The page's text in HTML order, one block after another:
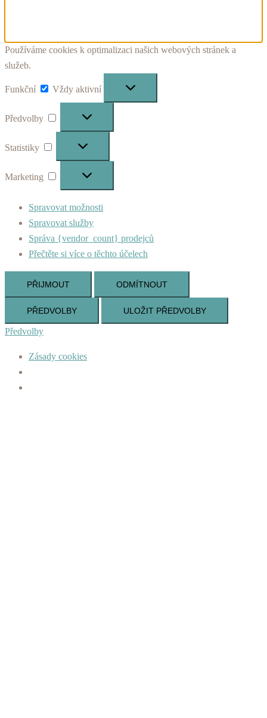
Používáme cookies k optimalizaci našich webových stránek a
služeb.
Funkční
Vždy aktivní
Předvolby
Statistiky
Marketing
Spravovat možnosti
Spravovat služby
Správa {vendor_count} prodejců
Přečtěte si více o těchto účelech
PŘIJMOUT ODMÍTNOUT
PŘEDVOLBY ULOŽIT PŘEDVOLBY
Předvolby
Zásady cookies